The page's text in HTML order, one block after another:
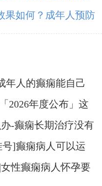
果如何？成年人预防
年人的癫痫能自己
2026年度公布」这
的智力损伤
-癫痫长期治疗没有
]癫痫病人可以运
性癫痫病人怀孕要